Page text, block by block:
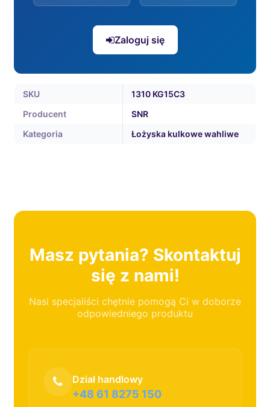
Zaloguj się
SKU
1310 KG15C3
Producent
SNR
Kategoria
Łożyska kulkowe wahliwe
Masz pytania? Skontaktuj
się z nami!
Nasi specjaliści chętnie pomogą Ci w doborze
odpowiedniego produktu
Dział handlowy
+48 61 8275 150